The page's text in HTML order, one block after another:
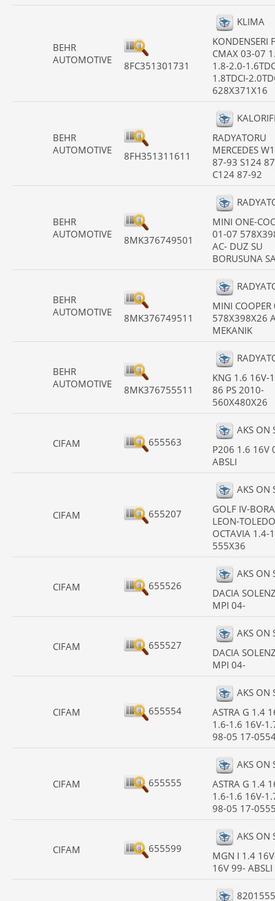
BEHR
AUTOMOTIVE
8FC351301731
KLIMA
KONDENSERI
CMAX 03-07
1.8-2.0-
1.8TDCI-
628X371X16
BEHR
AUTOMOTIVE
8FH351311611
RADYATORU
MERCEDES
87-93 S124
C124 87-92
BEHR
AUTOMOTIVE
8MK376749501
MINI ONE-
01-07
AC- DUZ SU
BORUSUNA
BEHR
AUTOMOTIVE
8MK376749511
MINI
578X398X26
MEKANIK
BEHR
AUTOMOTIVE
8MK376755511
KNG 1.6 16V-
86 PS 2010-
560X480X26
CIFAM 655563
AKS ON
P206 1.6 16V
ABSLI
CIFAM 655207
AKS ON
GOLF IV-
LEON-
OCTAVIA 1.4-
555X36
CIFAM 655526
AKS ON
DACIA
MPI 04-
CIFAM 655527
AKS ON
DACIA
MPI 04-
CIFAM 655554
AKS ON
ASTRA G 1.4
1.6-1.6 16V-
98-05 17-
CIFAM 655555
AKS ON
ASTRA G 1.4
1.6-1.6 16V-
98-05 17-
CIFAM 655599
AKS ON
MGN I 1.4
16V 99- ABSLI